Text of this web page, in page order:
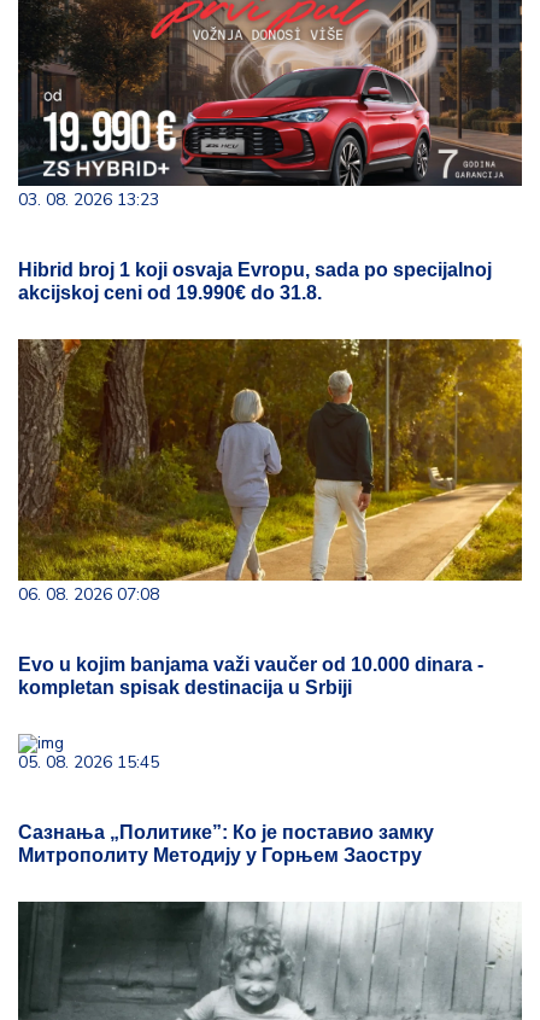
03. 08. 2026 13:23
Hibrid broj 1 koji osvaja Evropu, sada po specijalnoj
akcijskoj ceni od 19.990€ do 31.8.
06. 08. 2026 07:08
Evo u kojim banjama važi vaučer od 10.000 dinara -
kompletan spisak destinacija u Srbiji
05. 08. 2026 15:45
Сазнања „Политике”: Ко је поставио замку
Митрополиту Методију у Горњем Заостру